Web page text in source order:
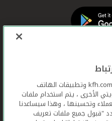
عندما تستخدم ,kfh.com, kfhonline.com وتطبيقات الهاتف
الأخرى ، يتم استخدام ملفات
وتحسينها ، وهذا سيساعدنا
"قبول جميع ملفات تعريف